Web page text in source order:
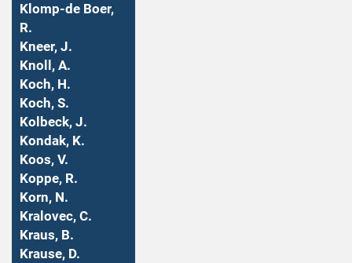
Klomp-de Boer,
R.
Kneer, J.
Knoll, A.
Koch, H.
Koch, S.
Kolbeck, J.
Kondak, K.
Koos, V.
Koppe, R.
Korn, N.
Kralovec, C.
Kraus, B.
Krause, D.